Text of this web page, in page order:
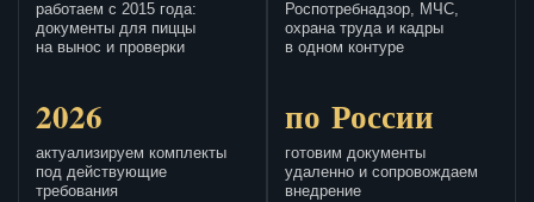
работаем с 2015 года:
документы для пиццы
на вынос и проверки
Роспотребнадзор, МЧС,
охрана труда и кадры
в одном контуре
2026
актуализируем комплекты
под действующие
требования
по России
готовим документы
удаленно и сопровождаем
внедрение